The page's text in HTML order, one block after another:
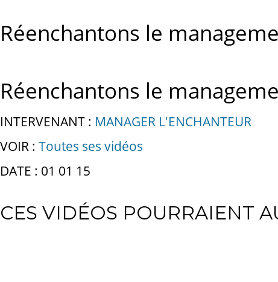
Réenchantons le
Réenchantons le
INTERVENANT : MANAGER L'ENCHANTEUR
VOIR : Toutes ses vidéos
DATE : 01 01 15
CES VIDÉOS POURRAIENT